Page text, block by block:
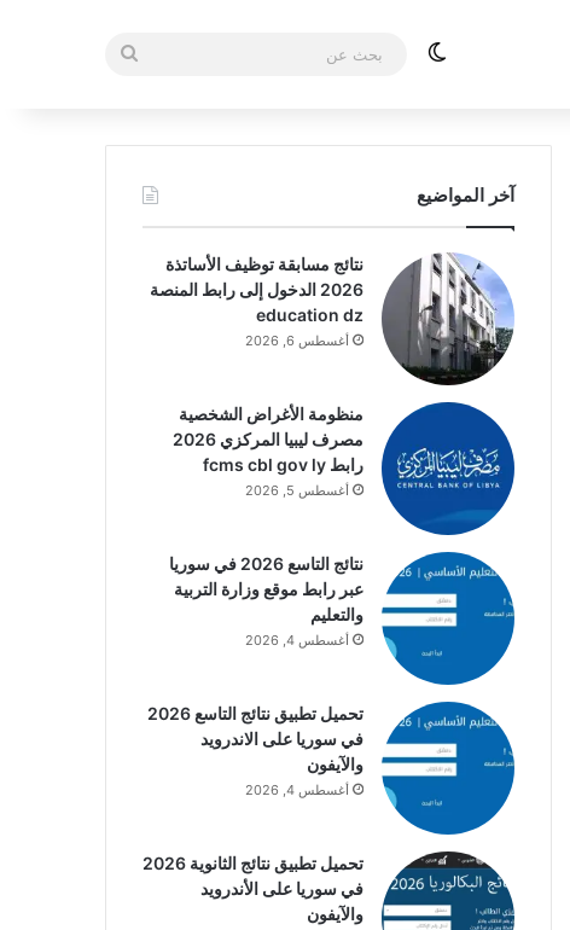
الوضع المظلم
بحث
آخر المواضيع
نتائج مسابقة توظيف الأساتذة
2026 الدخول إلى رابط المنصة
education dz
أغسطس 6, 2026
منظومة الأغراض الشخصية
مصرف ليبيا المركزي 2026
رابط fcms cbl gov ly
أغسطس 5, 2026
نتائج التاسع 2026 في سوريا
عبر رابط موقع وزارة التربية
والتعليم
أغسطس 4, 2026
تحميل تطبيق نتائج التاسع 2026
في سوريا على الاندرويد
والآيفون
أغسطس 4, 2026
تحميل تطبيق نتائج الثانوية 2026
في سوريا على الأندرويد
والآيفون